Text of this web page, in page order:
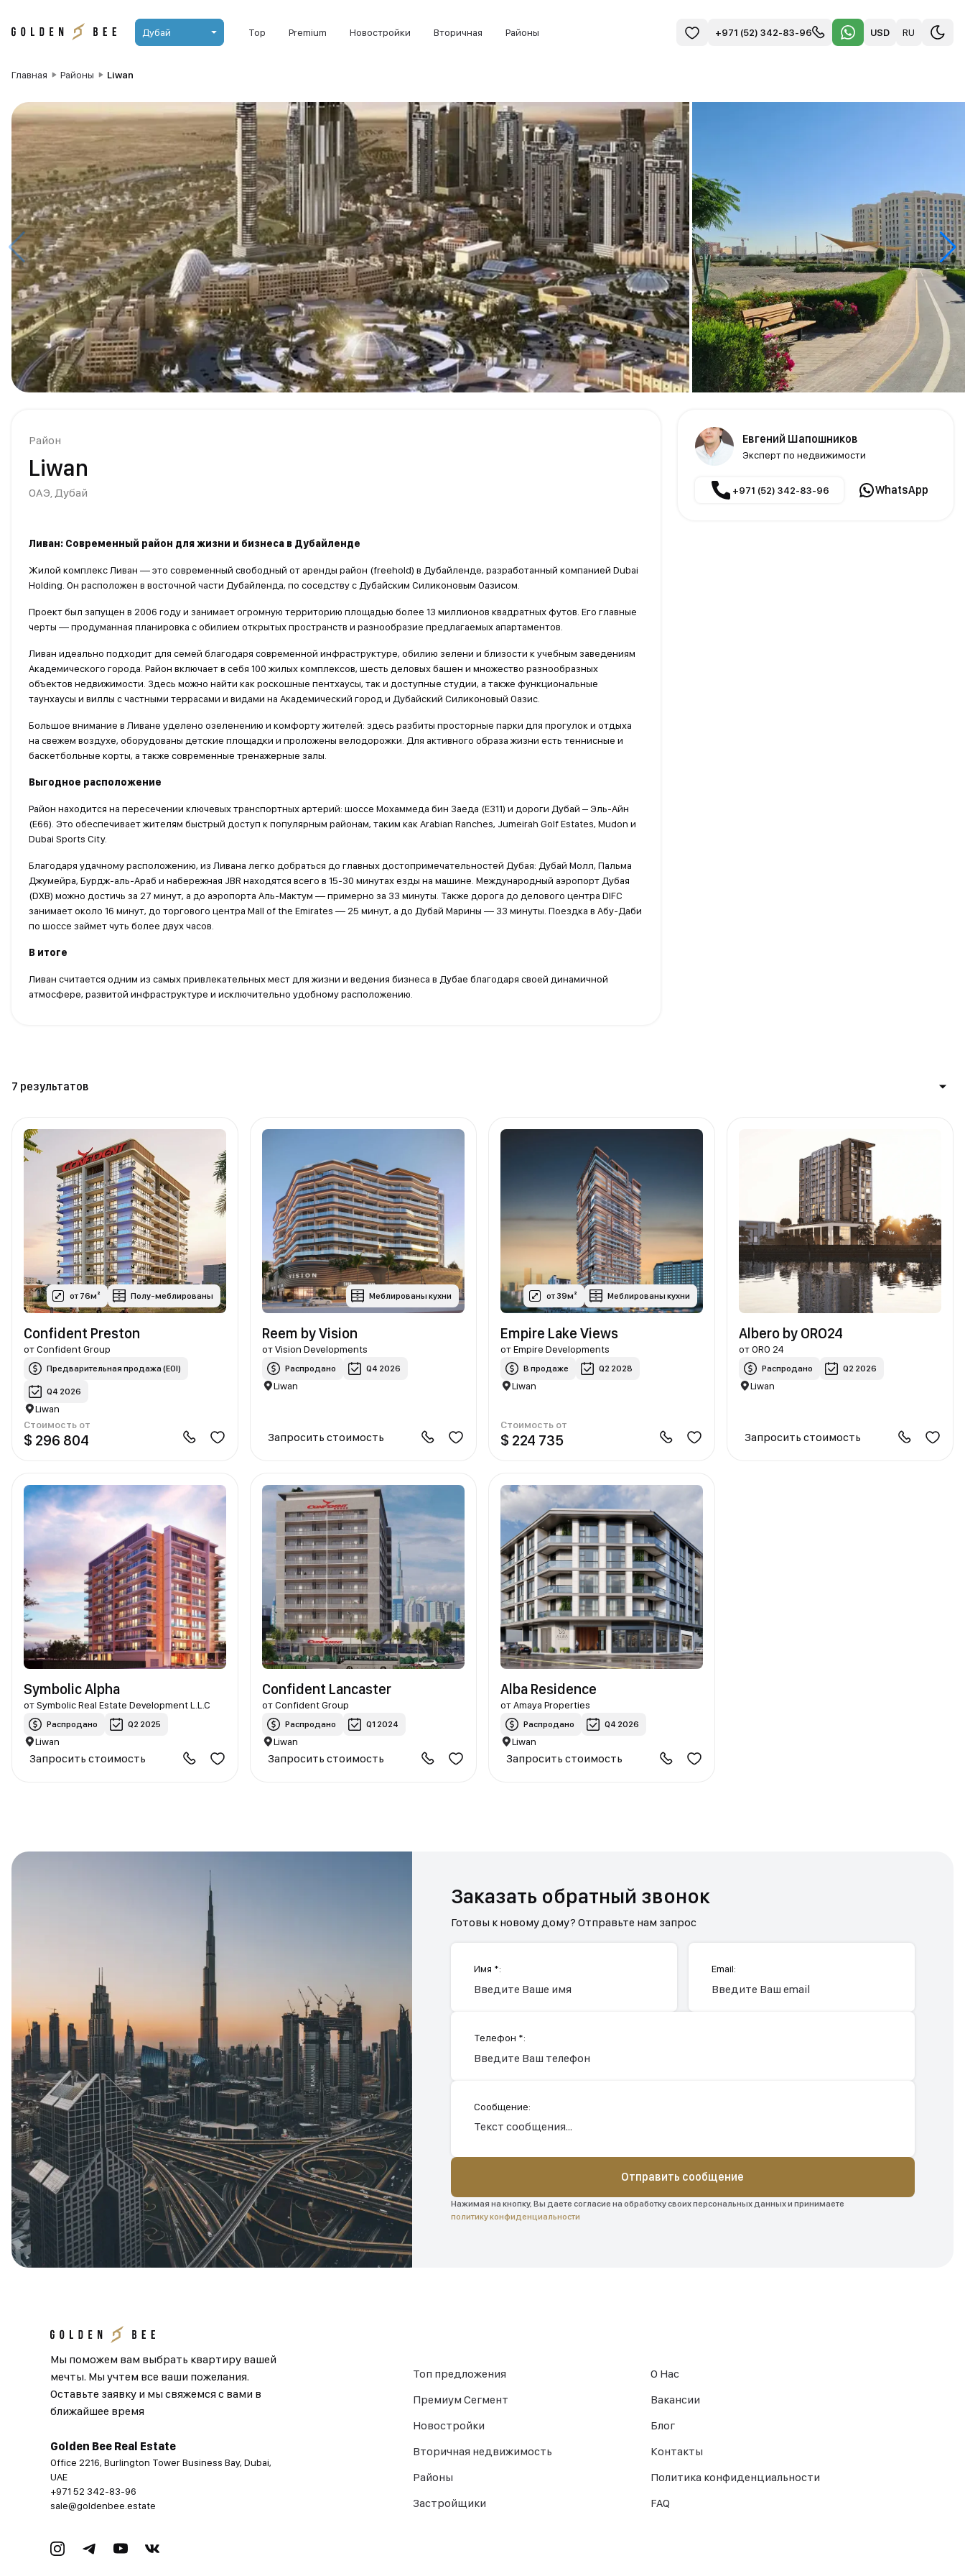
Дубай Top Premium Новостройки Вторичная Районы +971 (52) 342-83-96 USD RU
Главная Районы Liwan
Район
Liwan
ОАЭ,Дубай
Ливан: Современный район для жизни и бизнеса в Дубайленде
Жилой комплекс Ливан — это современный свободный от аренды район (freehold) в Дубайленде, разработанный компанией Dubai
Holding. Он расположен в восточной части Дубайленда, по соседству с Дубайским Силиконовым Оазисом.
Проект был запущен в 2006 году и занимает огромную территорию площадью более 13 миллионов квадратных футов. Его главные
черты — продуманная планировка с обилием открытых пространств и разнообразие предлагаемых апартаментов.
Ливан идеально подходит для семей благодаря современной инфраструктуре, обилию зелени и близости к учебным заведениям
Академического города. Район включает в себя 100 жилых комплексов, шесть деловых башен и множество разнообразных
объектов недвижимости. Здесь можно найти как роскошные пентхаусы, так и доступные студии, а также функциональные
таунхаусы и виллы с частными террасами и видами на Академический город и Дубайский Силиконовый Оазис.
Большое внимание в Ливане уделено озеленению и комфорту жителей: здесь разбиты просторные парки для прогулок и отдыха
на свежем воздухе, оборудованы детские площадки и проложены велодорожки. Для активного образа жизни есть теннисные и
баскетбольные корты, а также современные тренажерные залы.
Выгодное расположение
Район находится на пересечении ключевых транспортных артерий: шоссе Мохаммеда бин Заеда (E311) и дороги Дубай – Эль-Айн
(E66). Это обеспечивает жителям быстрый доступ к популярным районам, таким как Arabian Ranches, Jumeirah Golf Estates, Mudon и
Dubai Sports City.
Благодаря удачному расположению, из Ливана легко добраться до главных достопримечательностей Дубая: Дубай Молл, Пальма
Джумейра, Бурдж-аль-Араб и набережная JBR находятся всего в 15-30 минутах езды на машине. Международный аэропорт Дубая
(DXB) можно достичь за 27 минут, а до аэропорта Аль-Мактум — примерно за 33 минуты. Также дорога до делового центра DIFC
занимает около 16 минут, до торгового центра Mall of the Emirates — 25 минут, а до Дубай Марины — 33 минуты. Поездка в Абу-Даби
по шоссе займет чуть более двух часов.
В итоге
Ливан считается одним из самых привлекательных мест для жизни и ведения бизнеса в Дубае благодаря своей динамичной
атмосфере, развитой инфраструктуре и исключительно удобному расположению.
Евгений Шапошников
Эксперт по недвижимости
+971 (52) 342-83-96 WhatsApp
7 результатов
от 76м² Полу-меблированы
Confident Preston
отConfident Group
Предварительная продажа (EOI)
Q4 2026
Liwan
Стоимость от
$ 296 804
Меблированы кухни
Reem by Vision
отVision Developments
Распродано Q4 2026
Liwan
Запросить стоимость
от 39м² Меблированы кухни
Empire Lake Views
отEmpire Developments
В продаже Q2 2028
Liwan
Стоимость от
$ 224 735
Albero by ORO24
отORO 24
Распродано Q2 2026
Liwan
Запросить стоимость
Symbolic Alpha
отSymbolic Real Estate Development L.L.C
Распродано Q2 2025
Liwan
Запросить стоимость
Confident Lancaster
отConfident Group
Распродано Q1 2024
Liwan
Запросить стоимость
Alba Residence
отAmaya Properties
Распродано Q4 2026
Liwan
Запросить стоимость
Заказать обратный звонок
Готовы к новому дому? Отправьте нам запрос
Имя *: Email:
Телефон *:
Сообщение:
Отправить сообщение
Нажимая на кнопку, Вы даете согласие на обработку своих персональных данных и принимаете
политику конфиденциальности
Мы поможем вам выбрать квартиру вашей
мечты. Мы учтем все ваши пожелания.
Оставьте заявку и мы свяжемся с вами в
ближайшее время
Golden Bee Real Estate
Office 2216, Burlington Tower Business Bay, Dubai,
UAE
+971 52 342-83-96
sale@goldenbee.estate
Топ предложения
Премиум Сегмент
Новостройки
Вторичная недвижимость
Районы
Застройщики
О Нас
Вакансии
Блог
Контакты
Политика конфиденциальности
FAQ